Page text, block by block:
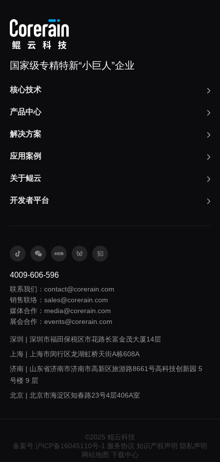
国家级专精特新“小巨人”企业
核心技术
产品中心
解决方案
应用案例
关于鲲云
开发者平台
4009-606-596
联系我们：contact@corerain.com
销售联络：sales@corerain.com
媒体合作：media@corerain.com
展会合作：events@corerain.com
深圳 | 深圳市福田保税区市花路长富金茂大厦14层
上海 | 上海市闵行区龙湖虹桥天街A栋608A
济南 | 山东省济南市济南市高新区旅游路8661号高科技创新园 5
号楼 9 层
北京 | 北京市海淀区知春路23号4层406A室
广州 | 广东省广州市番禺区桥兴大道403号中兴大厦317
重庆 | 重庆市九龙坡区渝州路121号A区D207
©2025 鲲云科技
备案号:沪ICP备16045110号-1 服务协议 知识产权声明 隐私声明
网站地图 下载中心